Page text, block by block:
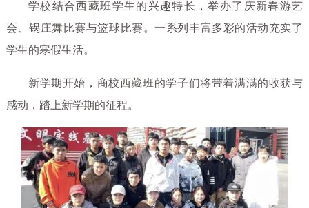
学校结合西藏班学生的兴趣特长，举办了庆新春游艺
会、锅庄舞比赛与篮球比赛。一系列丰富多彩的活动充实了
学生的寒假生活。
新学期开始，商校西藏班的学子们将带着满满的收获与
感动，踏上新学期的征程。